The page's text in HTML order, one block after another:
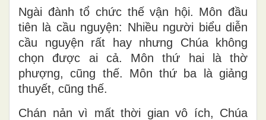
Ngài đành tổ chức thế vận hội. Môn đầu
tiên là cầu nguyện: Nhiều người biểu diễn
cầu nguyện rất hay nhưng Chúa không
chọn được ai cả. Môn thứ hai là thờ
phượng, cũng thế. Môn thứ ba là giảng
thuyết, cũng thế.
Chán nản vì mất thời gian vô ích, Chúa